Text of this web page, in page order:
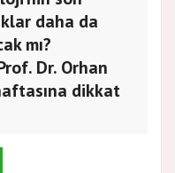
daha da
mı?
Dr. Orhan
dikkat